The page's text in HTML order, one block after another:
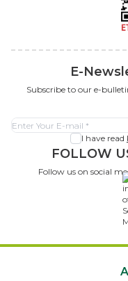
E-
Subscribe to our e-
I have read
FOLLOW
Follow us on social